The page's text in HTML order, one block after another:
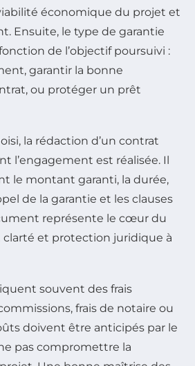
économique du projet et
Ensuite, le type de garantie
de l’objectif poursuivi :
garantir la bonne
ou protéger un prêt
la rédaction d’un contrat
l’engagement est réalisée. Il
le montant garanti, la durée,
de la garantie et les clauses
représente le cœur du
clarté et protection juridique à
souvent des frais
frais de notaire ou
doivent être anticipés par le
pas compromettre la